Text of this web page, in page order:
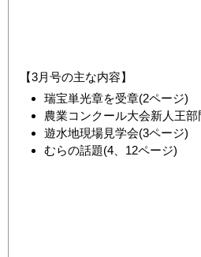
【3月号の主な内容】
瑞宝単光章を受章(2ページ)
農業コンクール大会新人王
遊水地現場見学会(3ページ)
むらの話題(4、12ページ)